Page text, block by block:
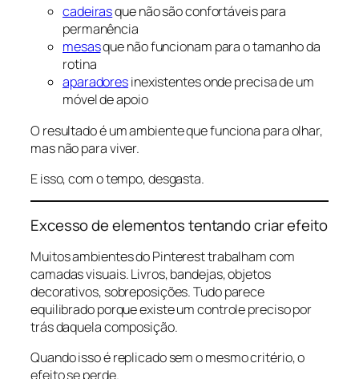
cadeirasque não são confortáveis para
permanência
mesasque não funcionam para o tamanho da
rotina
aparadoresinexistentes onde precisa de um
móvel de apoio
O resultado é um ambiente que funciona para olhar,
mas não para viver.
E isso, com o tempo, desgasta.
Excesso de elementos tentando criar efeito
Muitos ambientes do Pinterest trabalham com
camadas visuais. Livros, bandejas, objetos
decorativos, sobreposições. Tudo parece
equilibrado porque existe um controle preciso por
trás daquela composição.
Quando isso é replicado sem o mesmo critério, o
efeito se perde.